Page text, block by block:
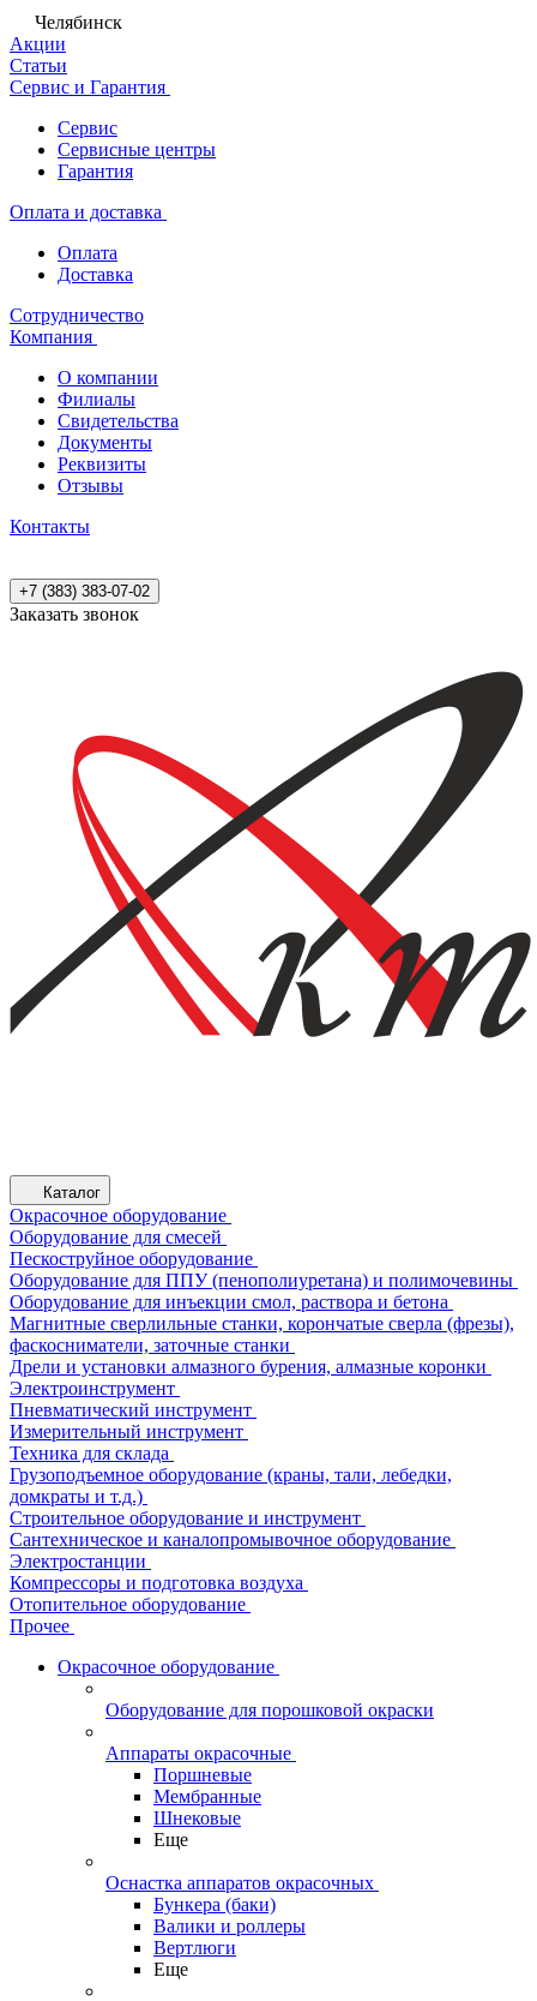
Челябинск
Акции
Статьи
Сервис и Гарантия
Сервис
Сервисные центры
Гарантия
Оплата и доставка
Оплата
Доставка
Сотрудничество
Компания
О компании
Филиалы
Свидетельства
Документы
Реквизиты
Отзывы
Контакты
+7 (383) 383-07-02
Заказать звонок
Каталог
Окрасочное оборудование
Оборудование для смесей
Пескоструйное оборудование
Оборудование для ППУ (пенополиуретана) и полимочевины
Оборудование для инъекции смол, раствора и бетона
Магнитные сверлильные станки, корончатые сверла (фрезы),
фаскосниматели, заточные станки
Дрели и установки алмазного бурения, алмазные коронки
Электроинструмент
Пневматический инструмент
Измерительный инструмент
Техника для склада
Грузоподъемное оборудование (краны, тали, лебедки,
домкраты и т.д.)
Строительное оборудование и инструмент
Сантехническое и каналопромывочное оборудование
Электростанции
Компрессоры и подготовка воздуха
Отопительное оборудование
Прочее
Окрасочное оборудование
Оборудование для порошковой окраски
Аппараты окрасочные
Поршневые
Мембранные
Шнековые
Еще
Оснастка аппаратов окрасочных
Бункера (баки)
Валики и роллеры
Вертлюги
Еще